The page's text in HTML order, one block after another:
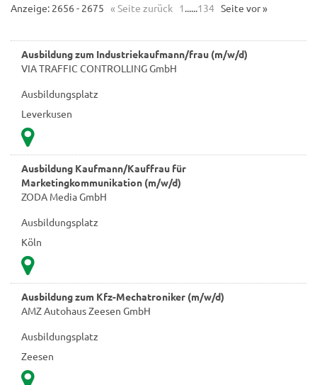
Anzeige: 2656 - 2675 « Seite zurück 1 ......134 Seite vor »
Ausbildung zum Industriekaufmann/frau (m/w/d)
VIA TRAFFIC CONTROLLING GmbH
Ausbildungsplatz
Leverkusen
Ausbildung Kaufmann/Kauffrau für
Marketingkommunikation (m/w/d)
ZODA Media GmbH
Ausbildungsplatz
Köln
Ausbildung zum Kfz-Mechatroniker (m/w/d)
AMZ Autohaus Zeesen GmbH
Ausbildungsplatz
Zeesen